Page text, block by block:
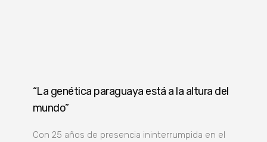
“La genética paraguaya está a la altura del
mundo”
Con 25 años de presencia ininterrumpida en el